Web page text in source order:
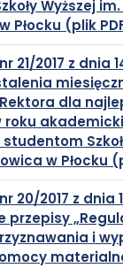
Wyższej im.
Płocku (plik
21/2017 z dnia
dla
w Płocku
20/2017 z dnia
przepisy
i